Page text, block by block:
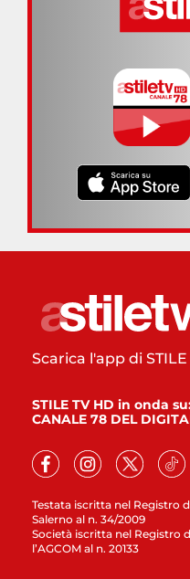
Testata iscritta nel Registro
Salerno al n. 34/2009
Società iscritta nel Registro
l’AGCOM al n. 20133
Scarica l'app di STILE
STILE TV HD in onda
CANALE 78 DEL